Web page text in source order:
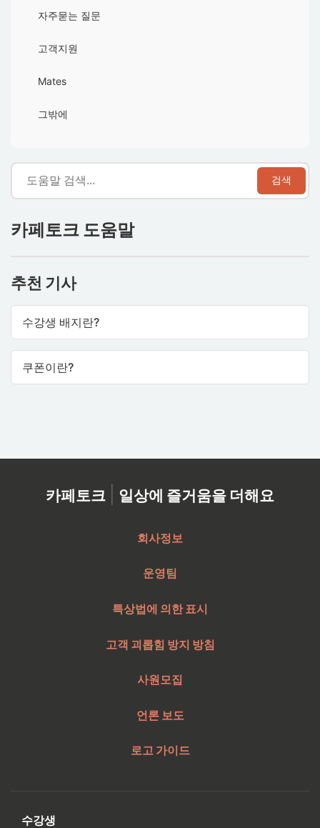
자주묻는 질문
고객지원
Mates
그밖에
검색
카페토크 도움말
추천 기사
수강생 배지란?
쿠폰이란?
카페토크 | 일상에 즐거움을 더해요
회사정보
운영팀
특상법에 의한 표시
고객 괴롭힘 방지 방침
사원모집
언론 보도
로고 가이드
수강생